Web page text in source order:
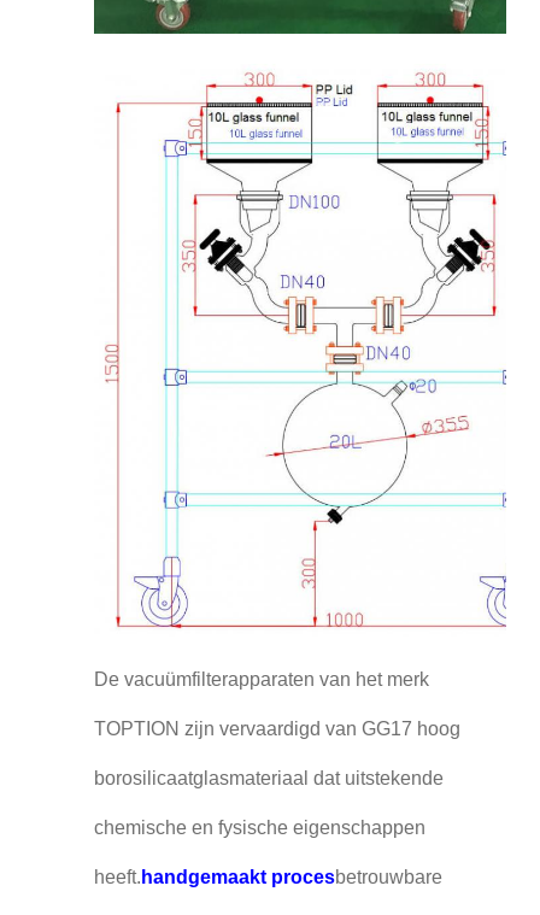
De vacuümfilterapparaten van het merk
TOPTION zijn vervaardigd van GG17 hoog
borosilicaatglasmateriaal dat uitstekende
chemische en fysische eigenschappen
heeft. handgemaakt procesbetrouwbare